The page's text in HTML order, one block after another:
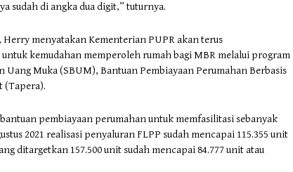
sudah di angka dua digit,” tuturnya.
menyatakan Kementerian PUPR akan terus
kemudahan memperoleh rumah bagi MBR melalui program
Muka (SBUM), Bantuan Pembiayaan Perumahan Berbasis
(Tapera).
pembiayaan perumahan untuk memfasilitasi sebanyak
2021 realisasi penyaluran FLPP sudah mencapai 115.355 unit
ditargetkan 157.500 unit sudah mencapai 84.777 unit atau